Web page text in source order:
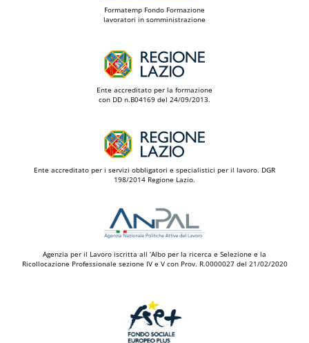
Formatemp Fondo Formazione
lavoratori in somministrazione
Ente accreditato per la formazione
con DD n.B04169 del 24/09/2013.
Ente accreditato per i servizi obbligatori e specialistici per il lavoro. DGR
198/2014 Regione Lazio.
Agenzia per il Lavoro iscritta all ’Albo per la ricerca e Selezione e la
Ricollocazione Professionale sezione IV e V con Prov. R.0000027 del 21/02/2020